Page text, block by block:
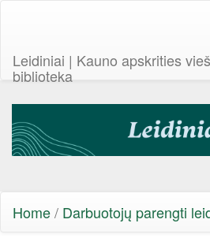
Leidiniai | Kauno apskrities
biblioteka
Home/ Darbuotojų parengti